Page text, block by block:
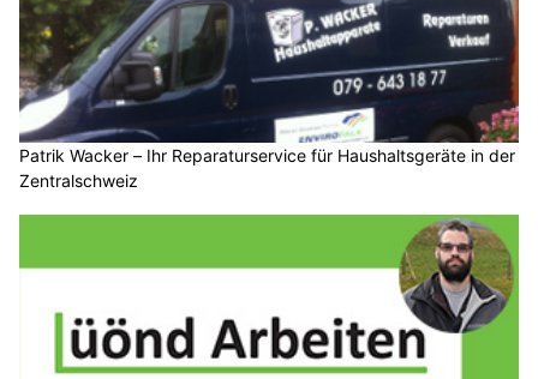
Patrik Wacker – Ihr Reparaturservice für Haushaltsgeräte in der
Zentralschweiz